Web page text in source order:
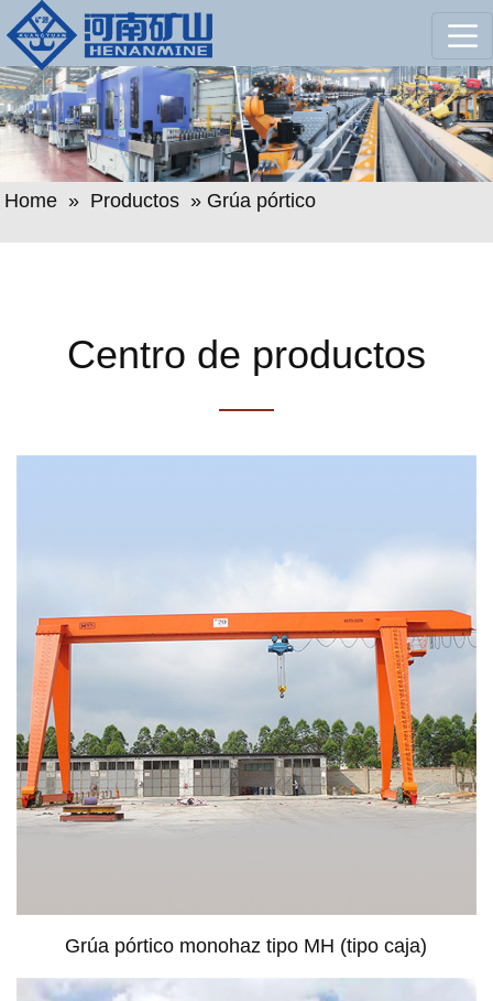
Home » Productos » Grúa pórtico
Centro de productos
Grúa pórtico monohaz tipo MH (tipo caja)